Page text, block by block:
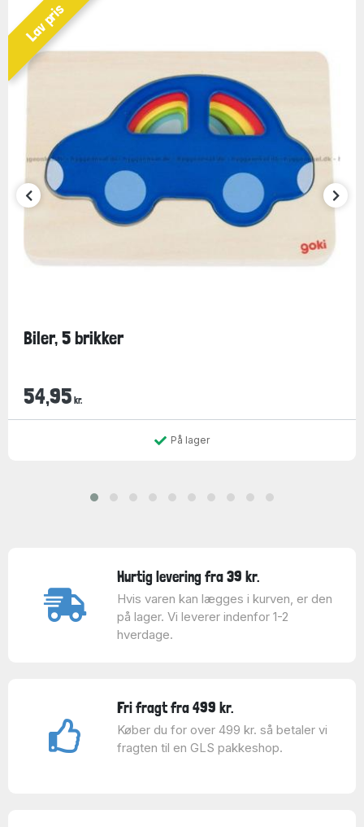
Lav pris
Biler, 5 brikker
54,95 kr.
På lager
Hurtig levering fra 39 kr.
Hvis varen kan lægges i kurven, er den
på lager. Vi leverer indenfor 1-2
hverdage.
Fri fragt fra 499 kr.
Køber du for over 499 kr. så betaler vi
fragten til en GLS pakkeshop.